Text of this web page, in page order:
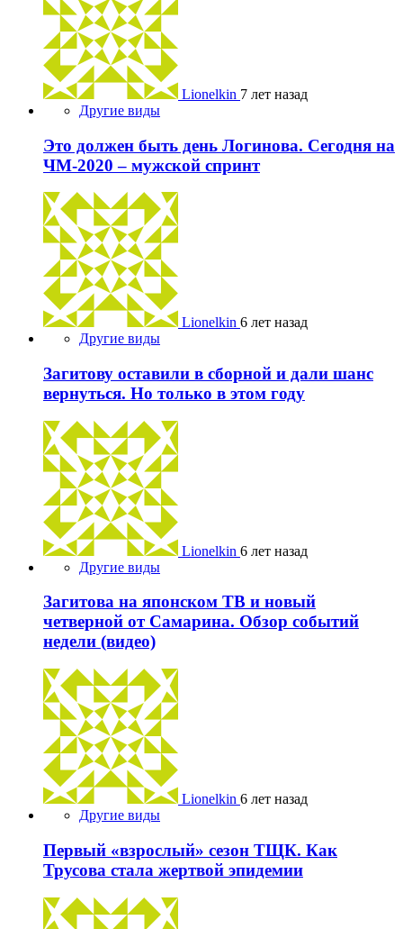
Lionelkin 7 лет назад
Другие виды
Это должен быть день Логинова. Сегодня на
ЧМ-2020 – мужской спринт
Lionelkin 6 лет назад
Другие виды
Загитову оставили в сборной и дали шанс
вернуться. Но только в этом году
Lionelkin 6 лет назад
Другие виды
Загитова на японском ТВ и новый
четверной от Самарина. Обзор событий
недели (видео)
Lionelkin 6 лет назад
Другие виды
Первый «взрослый» сезон ТЩК. Как
Трусова стала жертвой эпидемии